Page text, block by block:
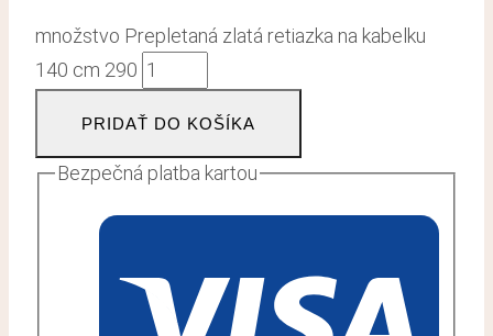
množstvo Prepletaná zlatá retiazka na kabelku
140 cm 290
PRIDAŤ DO KOŠÍKA
Bezpečná platba kartou